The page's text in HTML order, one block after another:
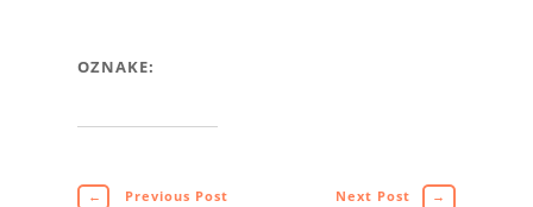
OZNAKE:
← Previous Post Next Post →